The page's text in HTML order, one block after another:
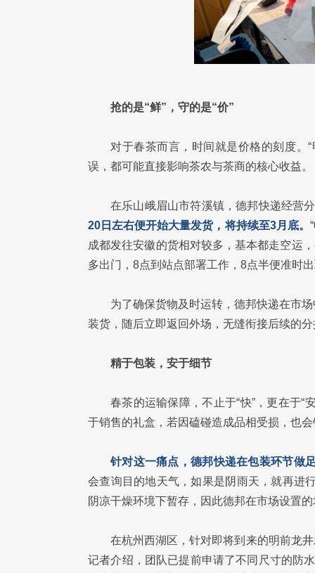
抢的是“鲜”，守的是“价”
对于春茶而言，时间就是价格的刻度。
误，都可能直接影响茶农与茶商的核心收益。
在乐山峨眉山市符溪镇，德邦快递经营
20日左右便开始大量发货，将持续至3月底。
成都发往安徽的货相对较多，基本都走空运
多出门，8点到站点部署工作，8点半便准时
为了确保货物及时运转，德邦快递在市
装货，随后立即返回外场，无缝衔接后续的
精于包装，安于细节
春茶的运输保障，不止于“快”，更在于
于销售的礼盒，若因磕碰造成品相受损，也
针对这一痛点，德邦快递在包装环节做
会查询目的地天气，如果是阴雨天，就再进
阴凉干燥环境下暂存，因此德邦在市场设置
在杭州西湖区，针对即将到来的明前龙
记者介绍，团队已提前申请了不同尺寸的防